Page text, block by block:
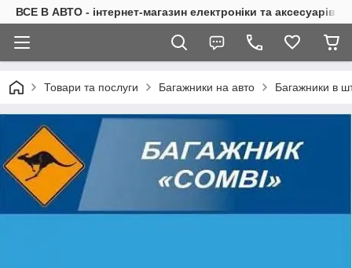
ВСЕ В АВТО - інтернет-магазин електроніки та аксесуарів в
Товари та послуги Багажники на авто Багажники в